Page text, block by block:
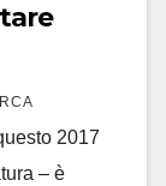
2017
– è